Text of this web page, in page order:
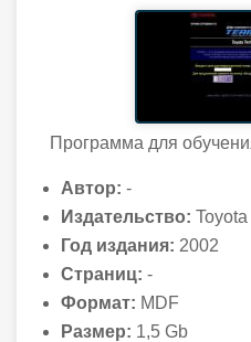
Программа для
Автор: -
Издательство:
Год издания: 2002
Страниц: -
Формат: MDF
Размер: 1,5 Gb